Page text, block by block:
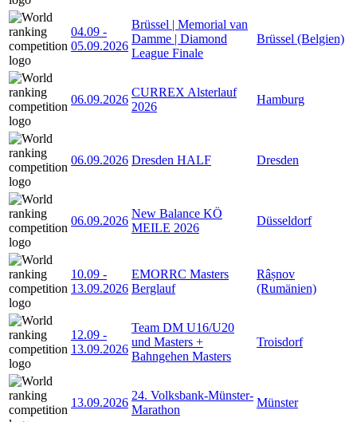
04.09 -
05.09.2026
Brüssel | Memorial van
Damme | Diamond
League Finale
Brüssel (Belgien)
06.09.2026
CURREX Alsterlauf
2026
Hamburg
06.09.2026 Dresden HALF Dresden
06.09.2026
New Balance KÖ
MEILE 2026
Düsseldorf
10.09 -
13.09.2026
EMORRC Masters
Berglauf
Râșnov
(Rumänien)
12.09 -
13.09.2026
Team DM U16/U20
und Masters +
Bahngehen Masters
Troisdorf
13.09.2026
24. Volksbank-Münster-
Marathon
Münster